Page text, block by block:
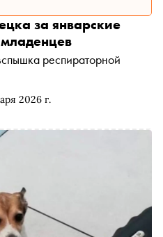
2026 г.
за январские
респираторной